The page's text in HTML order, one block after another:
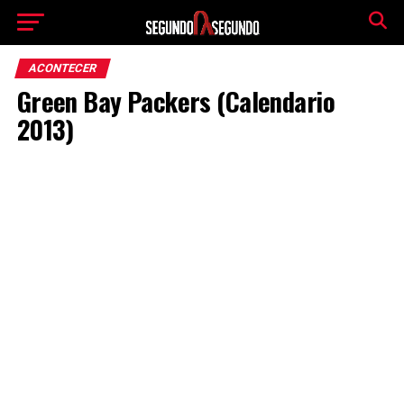
ACONTECER
Green Bay Packers (Calendario
2013)